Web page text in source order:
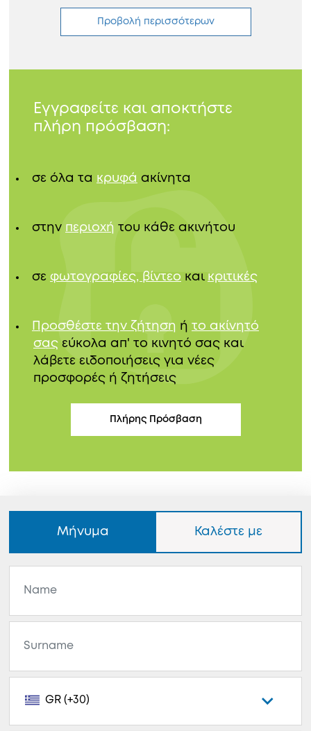
Προβολή περισσότερων
Εγγραφείτε και αποκτήστε
πλήρη πρόσβαση:
σε όλα τα κρυφά ακίνητα
στην περιοχή του κάθε ακινήτου
σε φωτογραφίες, βίντεο και κριτικές
Προσθέστε την ζήτηση ή το ακίνητό
σας εύκολα απ' το κινητό σας και
λάβετε ειδοποιήσεις για νέες
προσφορές ή ζητήσεις
Πλήρης Πρόσβαση
Μήνυμα Καλέστε με
GR (+30)